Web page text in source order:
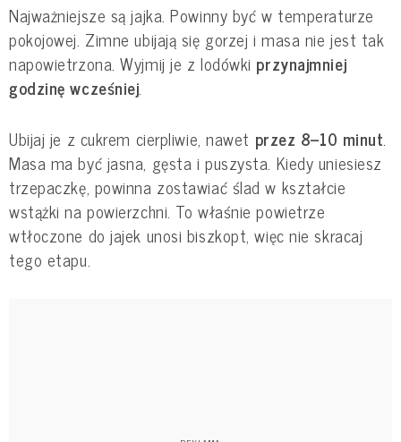
Najważniejsze są jajka. Powinny być w temperaturze
pokojowej. Zimne ubijają się gorzej i masa nie jest tak
napowietrzona. Wyjmij je z lodówki przynajmniej
godzinę wcześniej.
Ubijaj je z cukrem cierpliwie, nawet przez 8–10 minut.
Masa ma być jasna, gęsta i puszysta. Kiedy uniesiesz
trzepaczkę, powinna zostawiać ślad w kształcie
wstążki na powierzchni. To właśnie powietrze
wtłoczone do jajek unosi biszkopt, więc nie skracaj
tego etapu.